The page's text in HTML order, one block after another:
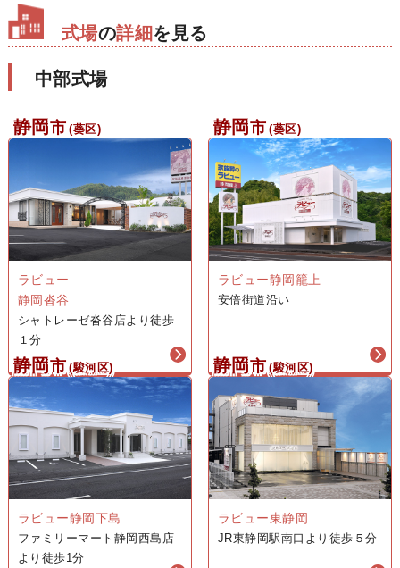
式場の詳細 を見る
中部式場
静岡市 (葵区)
ラビュー
静岡沓谷
シャトレーゼ沓谷店より徒歩
１分
静岡市 (葵区)
ラビュー静岡籠上
安倍街道沿い
静岡市 (駿河区)
ラビュー静岡下島
ファミリーマート静岡西島店
より徒歩1分
静岡市 (駿河区)
ラビュー東静岡
JR東静岡駅南口より徒歩５分